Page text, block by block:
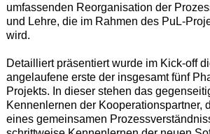
umfassenden Reorganisation der
und Lehre, die im Rahmen des PuL-
wird.
Detailliert präsentiert wurde im Kick-off
angelaufene erste der insgesamt fünf
Projekts. In dieser stehen das
Kennenlernen der Kooperationspartner,
eines gemeinsamen